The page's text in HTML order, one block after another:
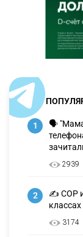
1
🗣 "Мама,
2939
2
✍️ СОР и
3174